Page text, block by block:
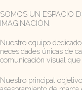
SOMOS UN ESPACIO
IMAGINACIÓN.
Nuestro equipo
necesidades únicas de
comunicación visual
Nuestro principal